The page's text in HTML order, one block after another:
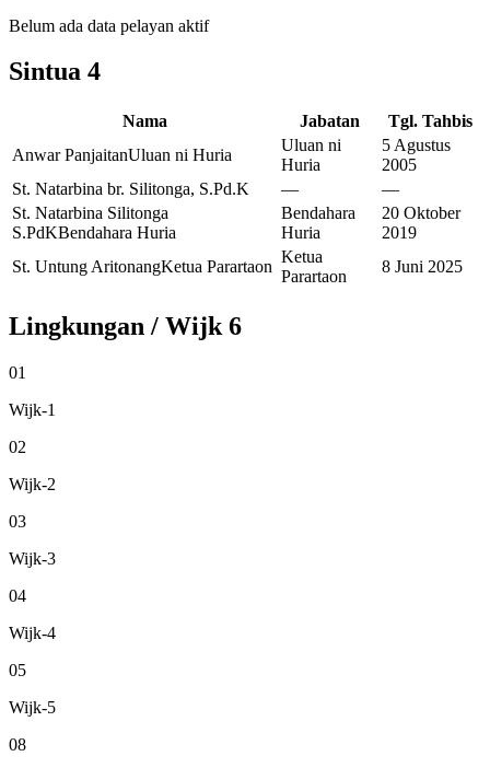
Belum ada data pelayan aktif
Sintua 4
Nama Jabatan
Tgl. Tahbis
Anwar PanjaitanUluan ni Huria
Uluan ni
Huria
5 Agustus
2005
St. Natarbina br. Silitonga, S.Pd.K
—
—
St. Natarbina Silitonga
S.PdKBendahara Huria
Bendahara
Huria
20 Oktober
2019
St. Untung AritonangKetua Parartaon
Ketua
Parartaon
8 Juni 2025
Lingkungan / Wijk6
01
Wijk-1
02
Wijk-2
03
Wijk-3
04
Wijk-4
05
Wijk-5
08